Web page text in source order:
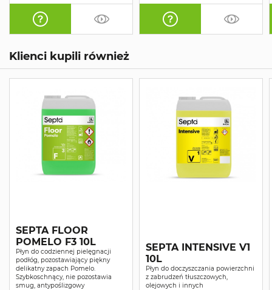
Klienci kupili również
SEPTA FLOOR
POMELO F3 10L
Płyn do codziennej pielęgnacji
podłóg, pozostawiający piękny
delikatny zapach Pomelo.
Szybkoschnący, nie pozostawia
smug, antypoślizgowy
SEPTA INTENSIVE V1
10L
Płyn do doczyszczania powierzchni
z zabrudzeń tłuszczowych,
olejowych i innych